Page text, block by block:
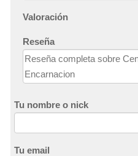
Valoración
Reseña
Tu nombre o nick
Tu email